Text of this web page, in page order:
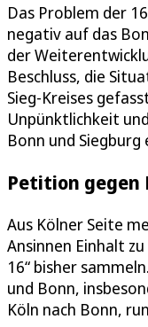
Das Problem der
negativ auf das
der
Beschluss, die
Sieg-Kreises
Unpünktlichkeit
Bonn und
Petition gegen
Aus Kölner Seite
Ansinnen Einhalt
16“ bisher
und Bonn,
Köln nach Bonn,